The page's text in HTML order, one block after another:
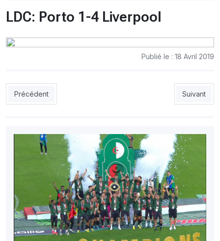
Actualités
Fil d'actualités La var
Version PDF
Politique de confidentialité
LDC: Porto 1-4 Liverpool
Publié le : 18 Avril 2019
Article précédent : Le triplé de Youcef Atal contre Guingamp
Précédent Article
Suivant